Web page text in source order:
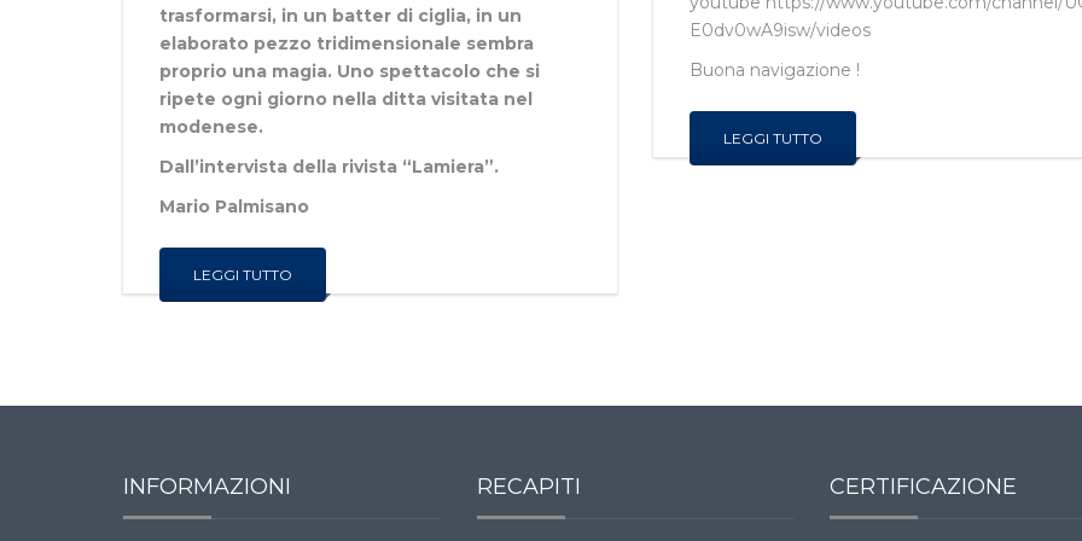
trasformarsi, in un batter di ciglia, in un
elaborato pezzo tridimensionale sembra
proprio una magia. Uno spettacolo che si
ripete ogni giorno nella ditta visitata nel
modenese.
Dall’intervista della rivista “Lamiera”.
Mario Palmisano
LEGGI TUTTO
E0dv0wA9isw/videos
Buona navigazione !
LEGGI TUTTO
INFORMAZIONI RECAPITI CERTIFICAZIONE